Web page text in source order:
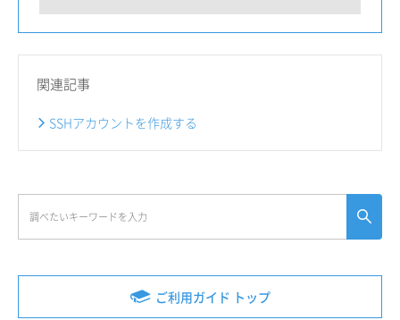
ご利用ガイド トップ
関連記事
SSHアカウントを作成する